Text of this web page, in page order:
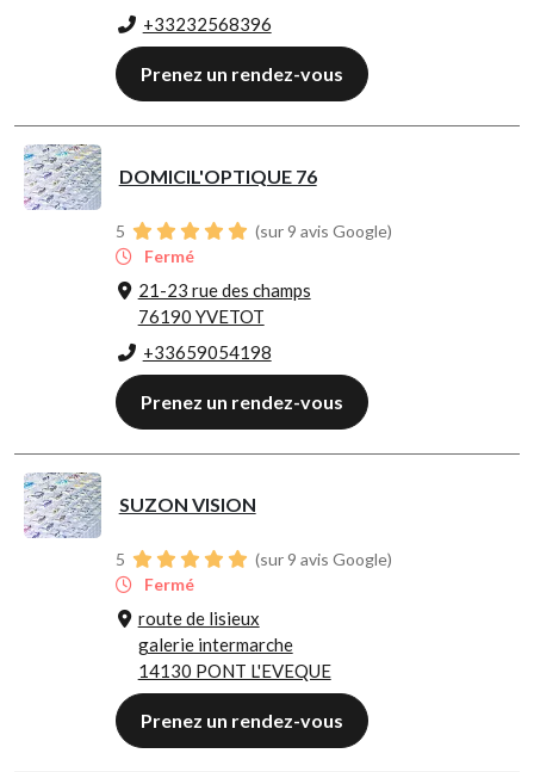
+33232568396
Prenez un rendez-vous
DOMICIL'OPTIQUE 76
5
(sur 9 avis Google)
Fermé
21-23 rue des champs
76190 YVETOT
+33659054198
Prenez un rendez-vous
SUZON VISION
5
(sur 9 avis Google)
Fermé
route de lisieux
galerie intermarche
14130 PONT L'EVEQUE
Prenez un rendez-vous